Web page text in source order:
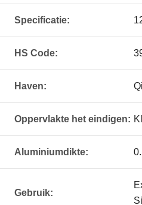
Specificatie:
HS Code:
Haven:
Oppervlakte het eindigen:
Aluminiumdikte:
Gebruik: